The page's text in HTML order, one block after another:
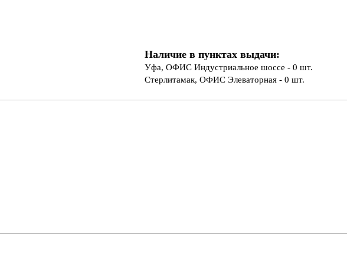
Наличие в пунктах выдачи:
Уфа, ОФИС Индустриальное шоссе - 0 шт.
Стерлитамак, ОФИС Элеваторная - 0 шт.